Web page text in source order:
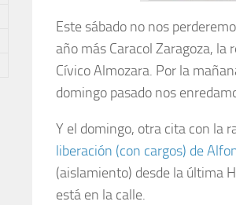
Este sábado no nos
año más Caracol Zaragoza, la
Cívico Almozara. Por la
domingo pasado nos
Y el domingo, otra cita con la
liberación (con cargos) de
(aislamiento) desde la última
está en la calle.